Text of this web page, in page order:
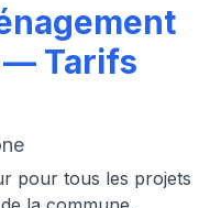
— Tarifs
pour tous les projets